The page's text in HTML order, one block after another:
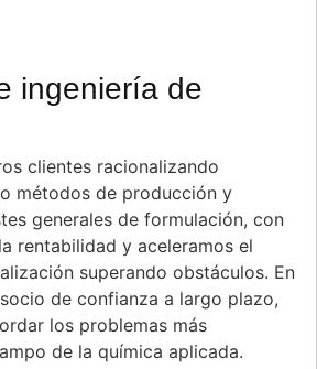
ingeniería de
clientes racionalizando
métodos de producción y
generales de formulación, con
rentabilidad y aceleramos el
superando obstáculos. En
de confianza a largo plazo,
los problemas más
de la química aplicada.